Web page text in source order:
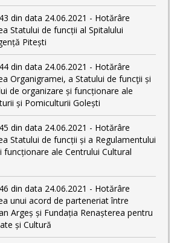
din data 24.06.2021 - Hotărâre
Statului de funcții al Spitalului
Pitești
din data 24.06.2021 - Hotărâre
Organigramei, a Statului de funcţii și
de organizare și funcționare ale
și Pomiculturii Golești
din data 24.06.2021 - Hotărâre
Statului de funcții și a Regulamentului
funcționare ale Centrului Cultural
din data 24.06.2021 - Hotărâre
unui acord de parteneriat între
Argeș și Fundația Renașterea pentru
și Cultură